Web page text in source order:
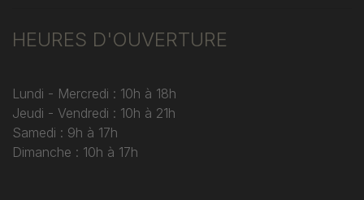
HEURES D'OUVERTURE
Lundi - Mercredi : 10h à 18h
Jeudi - Vendredi : 10h à 21h
Samedi : 9h à 17h
Dimanche : 10h à 17h